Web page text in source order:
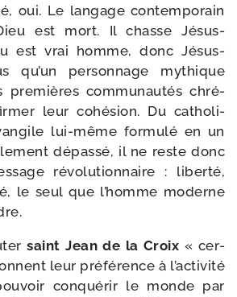
oui. Le lan­gage contem­po­rain
est mort. Il chasse Jésus-​
est vrai homme, donc Jésus-​
qu’un per­son­nage mythique
pre­mières com­mu­nau­tés chré­
leur cohé­sion. Du catho­li­
lui-​même for­mu­lé en un
dépas­sé, il ne reste donc
révo­lu­tion­naire : liber­té,
le seul que l’homme moderne
saint Jean de la Croix « cer­
leur pré­fé­rence à l’ac­ti­vi­té
conqué­rir le monde par